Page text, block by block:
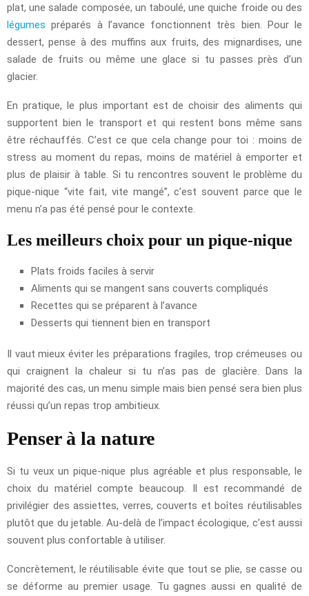
plat, une salade composée, un taboulé, une quiche froide ou des
légumes préparés à l’avance fonctionnent très bien. Pour le
dessert, pense à des muffins aux fruits, des mignardises, une
salade de fruits ou même une glace si tu passes près d’un
glacier.
En pratique, le plus important est de choisir des aliments qui
supportent bien le transport et qui restent bons même sans
être réchauffés. C’est ce que cela change pour toi : moins de
stress au moment du repas, moins de matériel à emporter et
plus de plaisir à table. Si tu rencontres souvent le problème du
pique-nique “vite fait, vite mangé”, c’est souvent parce que le
menu n’a pas été pensé pour le contexte.
Les meilleurs choix pour un pique-nique
Plats froids faciles à servir
Aliments qui se mangent sans couverts compliqués
Recettes qui se préparent à l’avance
Desserts qui tiennent bien en transport
Il vaut mieux éviter les préparations fragiles, trop crémeuses ou
qui craignent la chaleur si tu n’as pas de glacière. Dans la
majorité des cas, un menu simple mais bien pensé sera bien plus
réussi qu’un repas trop ambitieux.
Penser à la nature
Si tu veux un pique-nique plus agréable et plus responsable, le
choix du matériel compte beaucoup. Il est recommandé de
privilégier des assiettes, verres, couverts et boîtes réutilisables
plutôt que du jetable. Au-delà de l’impact écologique, c’est aussi
souvent plus confortable à utiliser.
Concrètement, le réutilisable évite que tout se plie, se casse ou
se déforme au premier usage. Tu gagnes aussi en qualité de